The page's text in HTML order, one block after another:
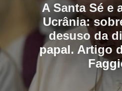
A Santa Sé e
Ucrânia:
desuso da
papal. Artigo